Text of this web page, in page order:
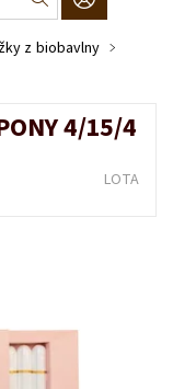
z biobavlny
4/15/4
LOTA